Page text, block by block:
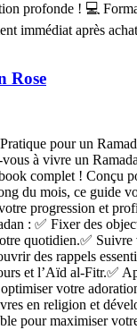
profonde ! 💻
immédiat après achat
Rose
pour un
à vivre un
complet ! Conçu
du mois, ce guide
progression et
: ✅ Fixer des
quotidien.✅
des rappels
et l’Aïd al-Fitr.✅
votre
en religion et
pour maximiser